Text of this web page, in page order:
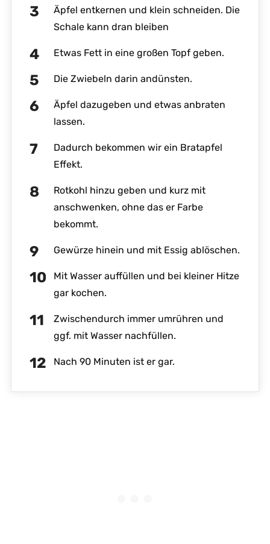
Äpfel entkernen und klein schneiden. Die
Schale kann dran bleiben
Etwas Fett in eine großen Topf geben.
Die Zwiebeln darin andünsten.
Äpfel dazugeben und etwas anbraten
lassen.
Dadurch bekommen wir ein Bratapfel
Effekt.
Rotkohl hinzu geben und kurz mit
anschwenken, ohne das er Farbe
bekommt.
Gewürze hinein und mit Essig ablöschen.
Mit Wasser auffüllen und bei kleiner Hitze
gar kochen.
Zwischendurch immer umrühren und
ggf. mit Wasser nachfüllen.
Nach 90 Minuten ist er gar.